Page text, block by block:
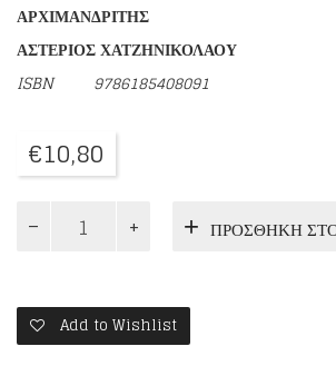
ΑΡΧΙΜΑΝΔΡΙΤΗΣ
ΑΣΤΕΡΙΟΣ ΧΑΤΖΗΝΙΚΟΛΑΟΥ
ISBN9786185408091
€10,80
ΠΡΟΣ
ποσότητα
ΠΡΟΣΘΉΚΗ
Add to Wishlist